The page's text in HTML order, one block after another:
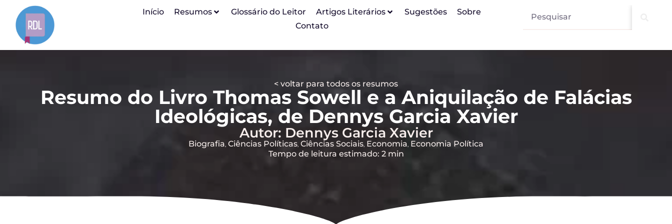
Início Resumos Glossário do Leitor Artigos Literários Sugestões
Sobre
Contato
< voltar para todos os resumos
Resumo do Livro Thomas Sowell e a Aniquilação de Falácias
Ideológicas, de Dennys Garcia Xavier
Autor: Dennys Garcia Xavier
Biografia, Ciências Políticas, Ciências Sociais, Economia, Economia Política
Tempo de leitura estimado: 2 min